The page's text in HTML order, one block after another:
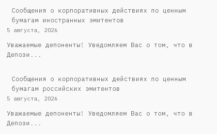
Сообщения о корпоративных действиях по ценным
бумагам иностранных эмитентов
5 августа, 2026
Уважаемые депоненты! Уведомляем Вас о том, что в
Депози...
Cообщения о корпоративных действиях по ценным
бумагам российских эмитентов
5 августа, 2026
Уважаемые депоненты! Уведомляем Вас о том, что в
Депози...